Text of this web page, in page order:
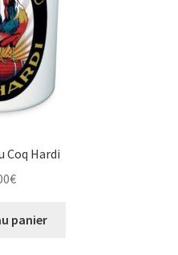
Coq Hardi
€
panier